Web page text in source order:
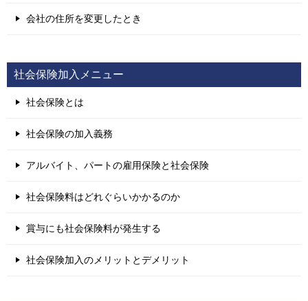
会社の住所を変更したとき
社会保険加入メニュー
社会保険とは
社会保険の加入義務
アルバイト、パートの雇用保険と社会保険
社会保険料はどれぐらいかかるのか
賞与にも社会保険料が発生する
社会保険加入のメリットとデメリット